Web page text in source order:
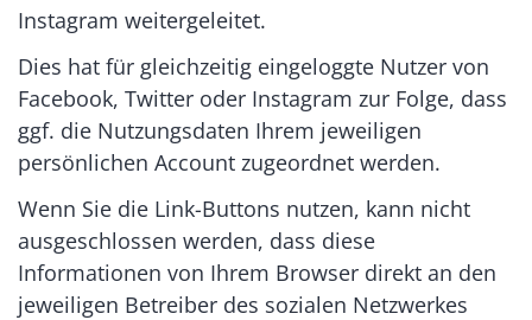
Instagram weitergeleitet.
Dies hat für gleichzeitig eingeloggte Nutzer von
Facebook, Twitter oder Instagram zur Folge, dass
ggf. die Nutzungsdaten Ihrem jeweiligen
persönlichen Account zugeordnet werden.
Wenn Sie die Link-Buttons nutzen, kann nicht
ausgeschlossen werden, dass diese
Informationen von Ihrem Browser direkt an den
jeweiligen Betreiber des sozialen Netzwerkes